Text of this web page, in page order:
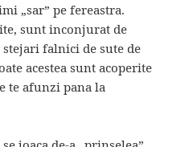
„sar” pe fereastra.
sunt inconjurat de
falnici de sute de
acestea sunt acoperite
te afunzi pana la